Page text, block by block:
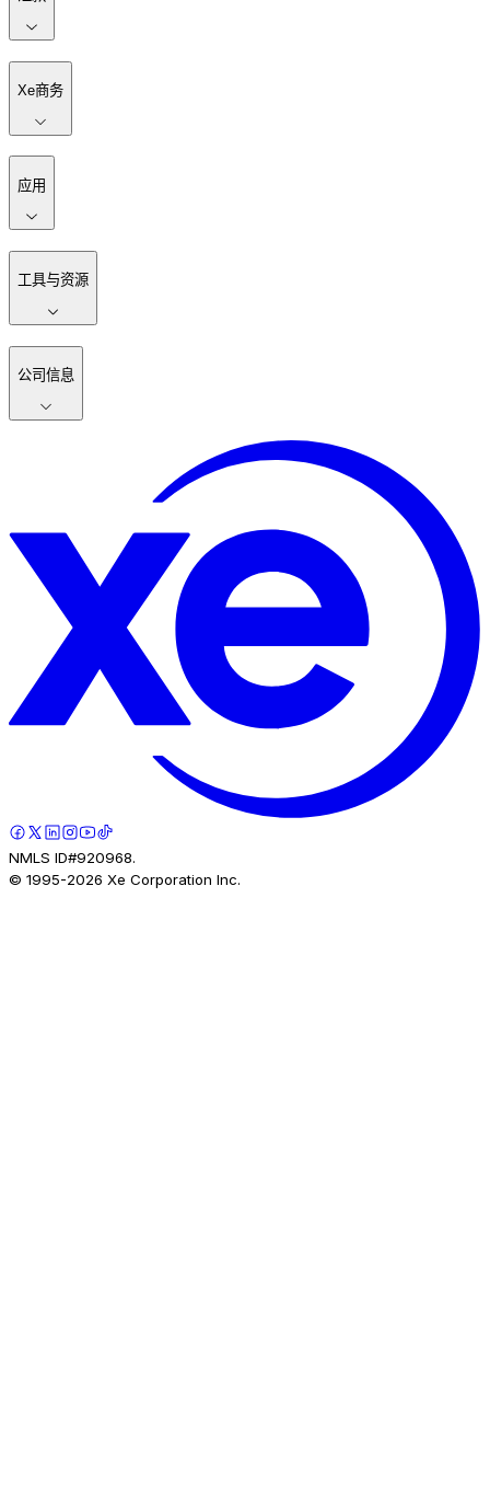
Xe商务
应用
工具与资源
公司信息
NMLS ID#920968.
© 1995-2026 Xe Corporation Inc.